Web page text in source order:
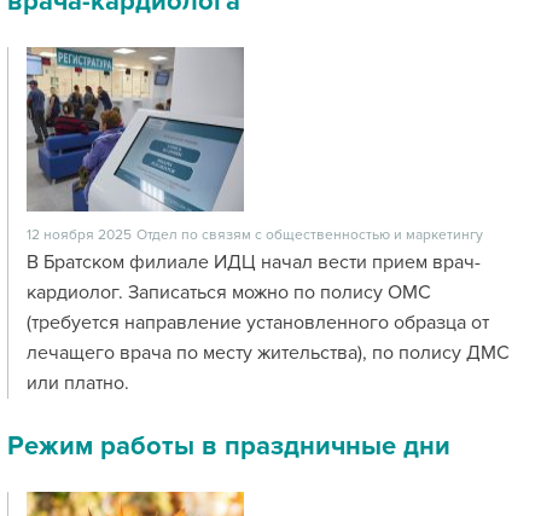
12 ноября 2025 Отдел по связям с общественностью и маркетингу
В Братском филиале ИДЦ начал вести прием врач-
кардиолог. Записаться можно по полису ОМС
(требуется направление установленного образца от
лечащего врача по месту жительства), по полису ДМС
или платно.
Режим работы в праздничные дни